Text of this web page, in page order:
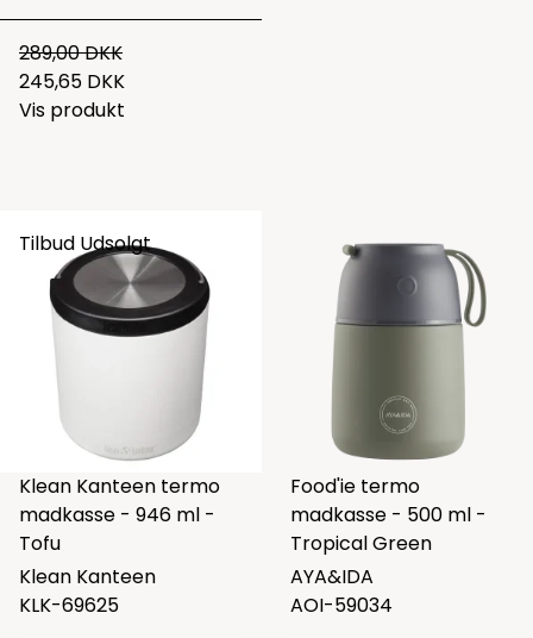
289,00 DKK
245,65 DKK
Vis produkt
Tilbud Udsolgt
Klean Kanteen termo
madkasse - 946 ml -
Tofu
Klean Kanteen
KLK-69625
Food'ie termo
madkasse - 500 ml -
Tropical Green
AYA&IDA
AOI-59034